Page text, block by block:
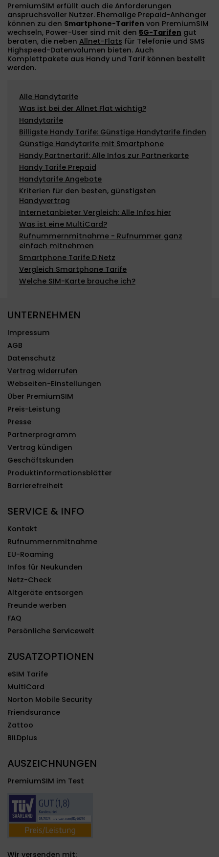
PremiumSIM erfüllt auch die Anforderungen
anspruchsvoller Nutzer. Ehemalige Prepaid-Anhänger
können zu den Smartphone-Tarifen von PremiumSIM
wechseln, Power-User sind mit den 5G-Tarifen gut
beraten, die neben Allnet-Flats für Telefonie und SMS
Highspeed-Datenvolumen bieten. Auch
Komplettpakete aus Handy und Tarif können bestellt
werden.
Alle Handytarife
Was ist bei der Allnet Flat wichtig?
Handytarife
Billigste Handy Tarife: Günstige Handytarife finden
Günstige Handytarife mit Smartphone
Handy Partnertarif: Alle Infos zur Partnerkarte
Handy Tarife Prepaid
Handytarife Angebote
Kriterien für den besten, günstigsten
Handyvertrag
Internetanbieter Vergleich: Alle Infos hier
Was ist eine MultiCard?
Rufnummernmitnahme - Rufnummer ganz
einfach mitnehmen
Smartphone Tarife D Netz
Vergleich Smartphone Tarife
Welche SIM-Karte brauche ich?
UNTERNEHMEN
Impressum
AGB
Datenschutz
Vertrag widerrufen
Webseiten-Einstellungen
Über PremiumSIM
Preis-Leistung
Presse
Partnerprogramm
Vertrag kündigen
Geschäftskunden
Produktinformationsblätter
Barrierefreiheit
SERVICE & INFO
Kontakt
Rufnummernmitnahme
EU-Roaming
Infos für Neukunden
Netz-Check
Altgeräte entsorgen
Freunde werben
FAQ
Persönliche Servicewelt
ZUSATZOPTIONEN
eSIM Tarife
MultiCard
Norton Mobile Security
Friendsurance
Zattoo
BILDplus
AUSZEICHNUNGEN
PremiumSIM im Test
Wir versenden mit: